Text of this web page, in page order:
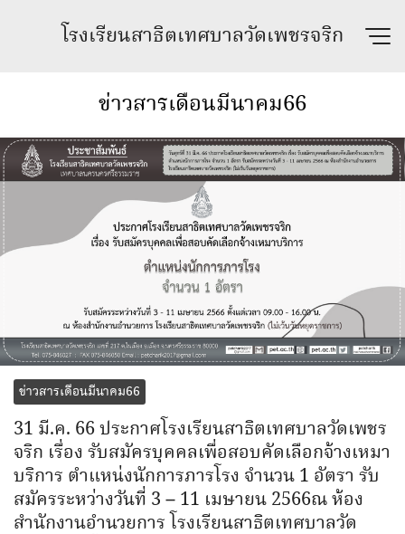
โรงเรียนสาธิตเทศบาลวัดเพชรจริก
ข่าวสารเดือนมีนาคม66
ข่าวสารเดือนมีนาคม66
31 มี.ค. 66 ประกาศโรงเรียนสาธิตเทศบาลวัดเพชร
จริก เรื่อง รับสมัครบุคคลเพื่อสอบคัดเลือกจ้างเหมา
บริการ ตำแหน่งนักการภารโรง จำนวน 1 อัตรา รับ
สมัครระหว่างวันที่ 3 – 11 เมษายน 2566ณ ห้อง
สำนักงานอำนวยการ โรงเรียนสาธิตเทศบาลวัด